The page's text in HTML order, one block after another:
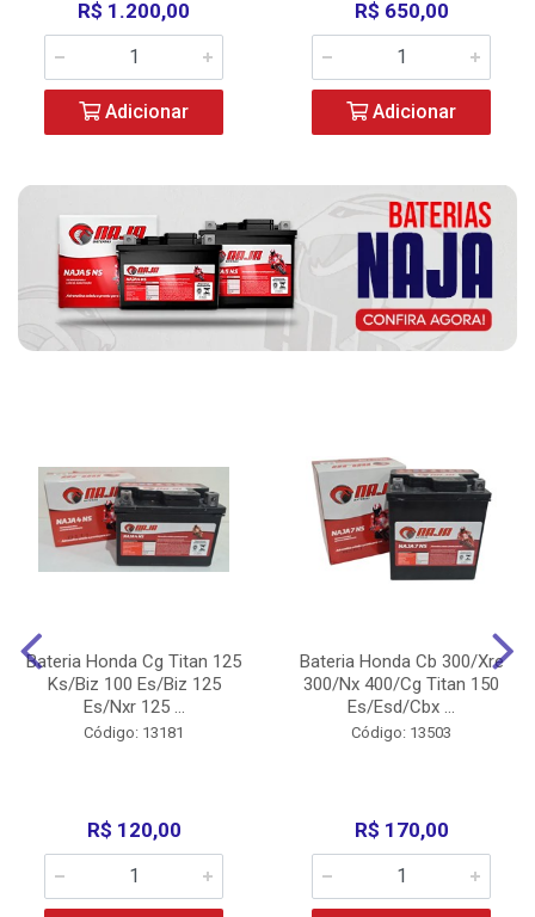
R$ 1.200,00
Adicionar
R$ 650,00
Adicionar
Bateria Honda Cg Titan 125
Ks/Biz 100 Es/Biz 125
Es/Nxr 125 ...
Código: 13181
R$ 120,00
Bateria Honda Cb 300/Xre
300/Nx 400/Cg Titan 150
Es/Esd/Cbx ...
Código: 13503
R$ 170,00